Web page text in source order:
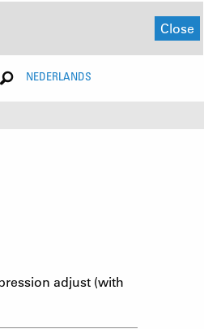
Close
NEDERLANDS
adjust (with